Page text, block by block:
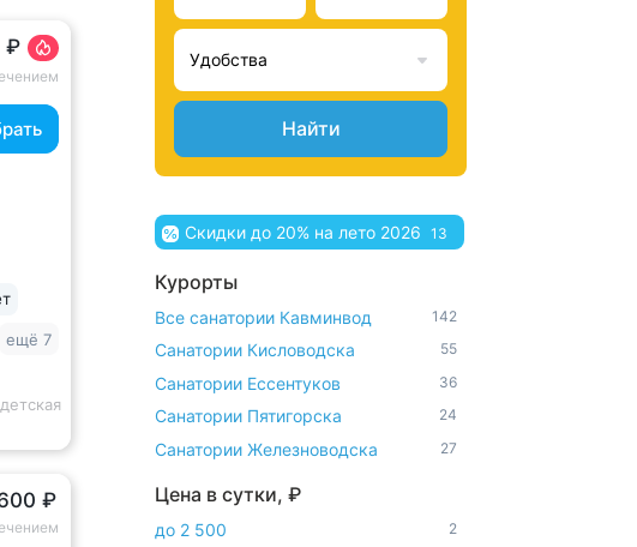
₽
ещё 7
₽
Удобства
Найти
Скидки до 20% на лето 2026 13
Курорты
Все санатории Кавминвод 142
Санатории Кисловодска 55
Санатории Ессентуков 36
Санатории Пятигорска 24
Санатории Железноводска 27
Цена в сутки, ₽
до 2 500 2